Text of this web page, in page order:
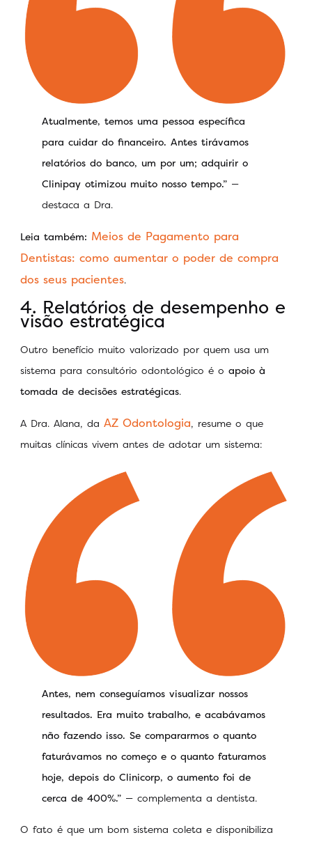
Atualmente, temos uma pessoa específica
para cuidar do financeiro. Antes tirávamos
relatórios do banco, um por um; adquirir o
Clinipay otimizou muito nosso tempo.” —
destaca a Dra.
Leia também: Meios de Pagamento para
Dentistas: como aumentar o poder de compra
dos seus pacientes.
4. Relatórios de desempenho e
visão estratégica
Outro benefício muito valorizado por quem usa um
sistema para consultório odontológico é o apoio à
tomada de decisões estratégicas.
A Dra. Alana, da AZ Odontologia, resume o que
muitas clínicas vivem antes de adotar um sistema:
Antes, nem conseguíamos visualizar nossos
resultados. Era muito trabalho, e acabávamos
não fazendo isso. Se compararmos o quanto
faturávamos no começo e o quanto faturamos
hoje, depois do Clinicorp, o aumento foi de
cerca de 400%.” — complementa a dentista.
O fato é que um bom sistema coleta e disponibiliza